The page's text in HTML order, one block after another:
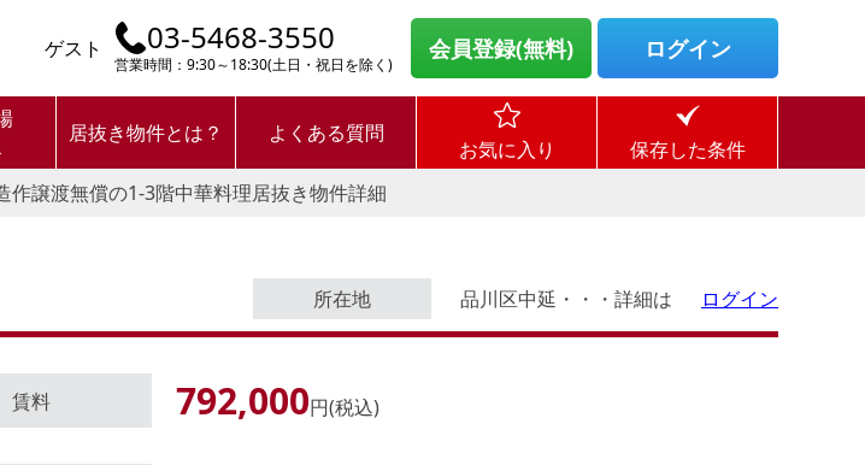
ゲスト 03-5468-3550
営業時間：9:30～18:30(土日・祝日を除く)
会員登録(無料) ログイン
居抜き物件とは？ よくある質問
お気に入り
保存した条件
作譲渡無償の1-3階中華料理居抜き物件詳細
所在地 品川区中延・・・詳細は ログイン
賃料 792,000円(税込)